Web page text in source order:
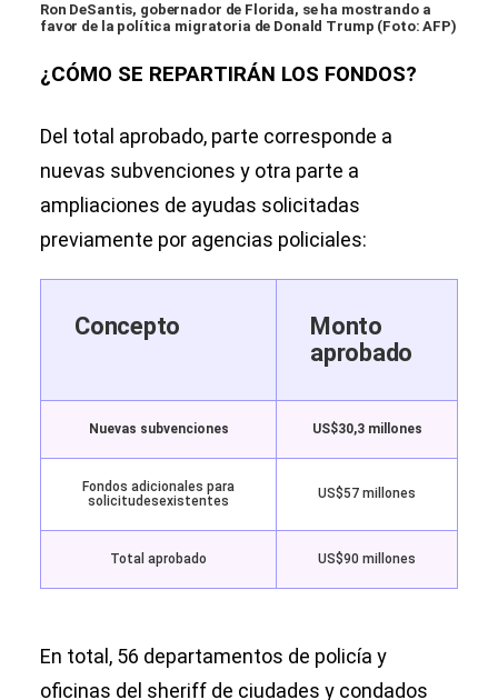
Ron DeSantis, gobernador de Florida, se ha mostrando a
favor de la política migratoria de Donald Trump (Foto: AFP)
¿CÓMO SE REPARTIRÁN LOS FONDOS?
Del total aprobado, parte corresponde a
nuevas subvenciones y otra parte a
ampliaciones de ayudas solicitadas
previamente por agencias policiales:
Concepto
Monto
aprobado
Nuevas subvenciones US$30,3 millones
Fondos adicionales para
solicitudesexistentes
US$57 millones
Total aprobado US$90 millones
En total, 56 departamentos de policía y
oficinas del sheriff de ciudades y condados